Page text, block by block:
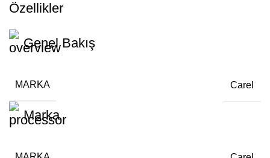
Özellikler
Genel Bakış
MARKA Carel
Marka